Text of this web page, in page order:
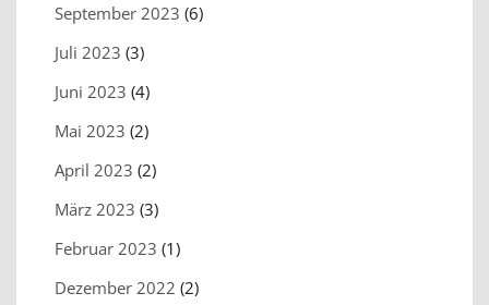
September 2023 (6)
Juli 2023 (3)
Juni 2023 (4)
Mai 2023 (2)
April 2023 (2)
März 2023 (3)
Februar 2023 (1)
Dezember 2022 (2)